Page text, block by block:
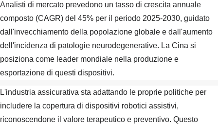
Analisti di mercato prevedono un tasso di crescita annuale
composto (CAGR) del 45% per il periodo 2025-2030, guidato
dall'invecchiamento della popolazione globale e dall'aumento
dell'incidenza di patologie neurodegenerative. La Cina si
posiziona come leader mondiale nella produzione e
esportazione di questi dispositivi.
L'industria assicurativa sta adattando le proprie politiche per
includere la copertura di dispositivi robotici assistivi,
riconoscendone il valore terapeutico e preventivo. Questo